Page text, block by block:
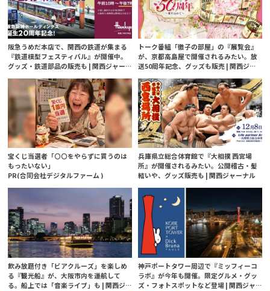
阪急うめだ本店で、関西の鉄道が集まる
『鉄道模型フェスティバル』が開催中。
グッズ・鉄道部品の販売も | 関西ジャー
トーク番組「徹子の部屋」の『展覧会』
が、京都高島屋で開催されるみたい。放
送50周年記念、グッズも販売 | 関西ジャ
宝くじ当選者「〇〇をやらずに買うのは
もったいない」
PR(合同会社デジタルファーム )
兵庫県立総合体育館で『大相撲 西宮場
所』が開催されるみたい。公開稽古・髪
結いや、グッズ販売も | 関西ジャーナル
飲み放題付き「ビアクルーズ」を楽しめ
る『観光船』が、大阪市内を運航して
る。船上では「音楽ライブ」も | 関西ジ
神戸ポートタワー周辺で『ミッフィーコ
ラボ』が今年も開催。限定グルメ・グッ
ズ・フォトスポットなど登場 | 関西ジャ